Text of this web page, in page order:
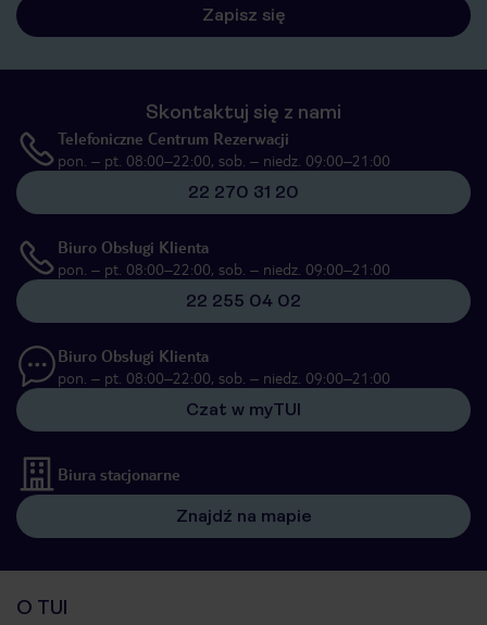
Zapisz się
Skontaktuj się z nami
Telefoniczne Centrum Rezerwacji
pon. – pt. 08:00–22:00, sob. – niedz. 09:00–21:00
22 270 31 20
Biuro Obsługi Klienta
pon. – pt. 08:00–22:00, sob. – niedz. 09:00–21:00
22 255 04 02
Biuro Obsługi Klienta
pon. – pt. 08:00–22:00, sob. – niedz. 09:00–21:00
Czat w myTUI
Biura stacjonarne
Znajdź na mapie
O TUI